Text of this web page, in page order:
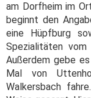
am Dorfheim im
beginnt den
eine Hüpfburg
Spezialitäten
Außerdem gebe
Mal von
Walkersbach